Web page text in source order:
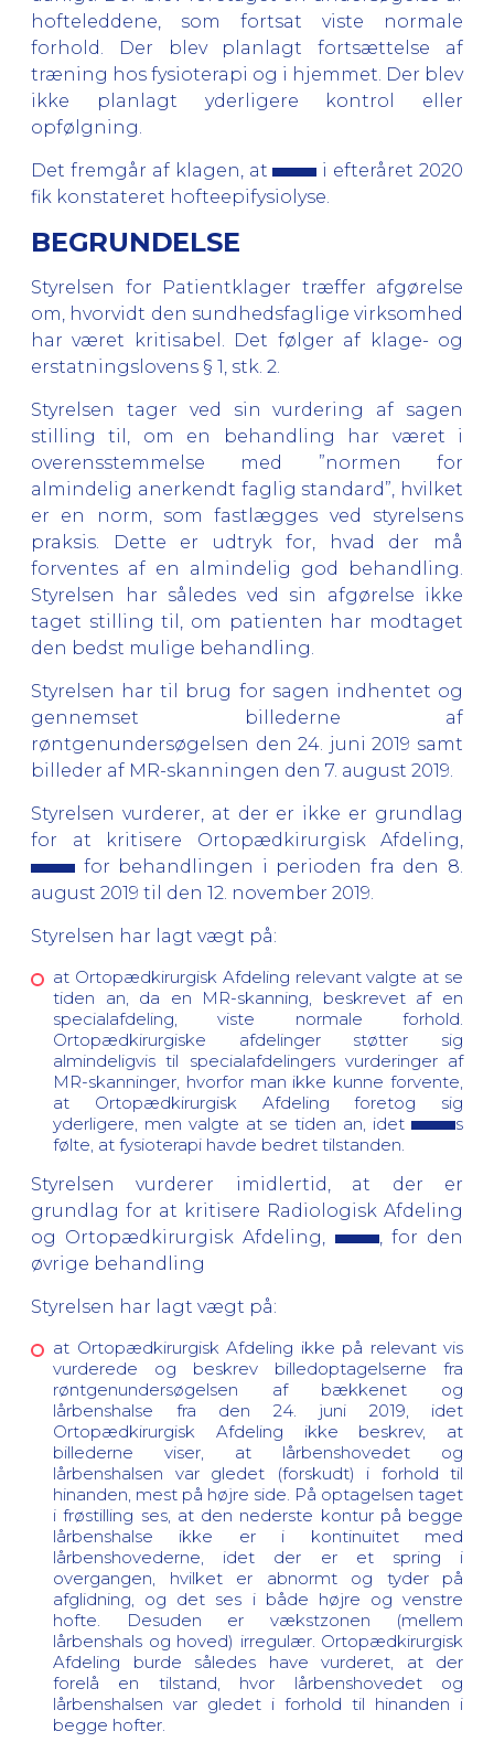
hofteleddene, som fortsat viste normale
forhold. Der blev planlagt fortsættelse af
træning hos fysioterapi og i hjemmet. Der blev
ikke planlagt yderligere kontrol eller
opfølgning.
Det fremgår af klagen, at
i efteråret 2020
fik konstateret hofteepifysiolyse.
BEGRUNDELSE
Styrelsen for Patientklager træffer afgørelse
om, hvorvidt den sundhedsfaglige virksomhed
har været kritisabel. Det følger af klage- og
erstatningslovens § 1, stk. 2.
Styrelsen tager ved sin vurdering af sagen
stilling til, om en behandling har været i
overensstemmelse med ”normen for
almindelig anerkendt faglig standard”, hvilket
er en norm, som fastlægges ved styrelsens
praksis. Dette er udtryk for, hvad der må
forventes af en almindelig god behandling.
Styrelsen har således ved sin afgørelse ikke
taget stilling til, om patienten har modtaget
den bedst mulige behandling.
Styrelsen har til brug for sagen indhentet og
gennemset billederne af
røntgenundersøgelsen den 24. juni 2019 samt
billeder af MR-skanningen den 7. august 2019.
Styrelsen vurderer, at der er ikke er grundlag
for at kritisere Ortopædkirurgisk Afdeling,
for behandlingen i perioden fra den 8.
august 2019 til den 12. november 2019.
Styrelsen har lagt vægt på:
at Ortopædkirurgisk Afdeling relevant valgte at se
tiden an, da en MR-skanning, beskrevet af en
specialafdeling, viste normale forhold.
Ortopædkirurgiske afdelinger støtter sig
almindeligvis til specialafdelingers vurderinger af
MR-skanninger, hvorfor man ikke kunne forvente,
at Ortopædkirurgisk Afdeling foretog sig
yderligere, men valgte at se tiden an, idet
s
følte, at fysioterapi havde bedret tilstanden.
Styrelsen vurderer imidlertid, at der er
grundlag for at kritisere Radiologisk Afdeling
og Ortopædkirurgisk Afdeling,
, for den
øvrige behandling
Styrelsen har lagt vægt på:
at Ortopædkirurgisk Afdeling ikke på relevant vis
vurderede og beskrev billedoptagelserne fra
røntgenundersøgelsen af bækkenet og
lårbenshalse fra den 24. juni 2019, idet
Ortopædkirurgisk Afdeling ikke beskrev, at
billederne viser, at lårbenshovedet og
lårbenshalsen var gledet (forskudt) i forhold til
hinanden, mest på højre side. På optagelsen taget
i frøstilling ses, at den nederste kontur på begge
lårbenshalse ikke er i kontinuitet med
lårbenshovederne, idet der er et spring i
overgangen, hvilket er abnormt og tyder på
afglidning, og det ses i både højre og venstre
hofte. Desuden er vækstzonen (mellem
lårbenshals og hoved) irregulær. Ortopædkirurgisk
Afdeling burde således have vurderet, at der
forelå en tilstand, hvor lårbenshovedet og
lårbenshalsen var gledet i forhold til hinanden i
begge hofter.